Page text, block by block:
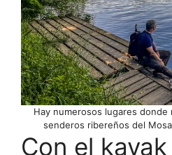
Hay numerosos lugares donde
senderos ribereños del
Con el